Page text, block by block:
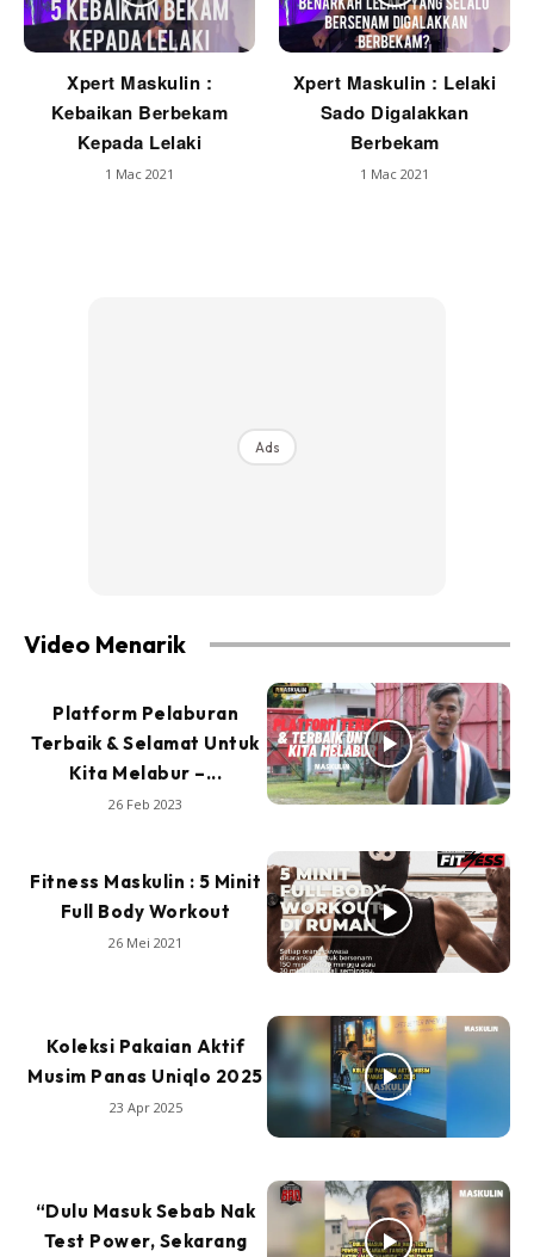
Xpert Maskulin :
Kebaikan Berbekam
Kepada Lelaki
1 Mac 2021
Xpert Maskulin : Lelaki
Sado Digalakkan
Berbekam
1 Mac 2021
Ads
Video Menarik
Platform Pelaburan
Terbaik & Selamat Untuk
Kita Melabur –...
26 Feb 2023
Fitness Maskulin : 5 Minit
Full Body Workout
26 Mei 2021
Koleksi Pakaian Aktif
Musim Panas Uniqlo 2025
23 Apr 2025
“Dulu Masuk Sebab Nak
Test Power, Sekarang